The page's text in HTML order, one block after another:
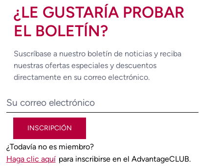
¿LE GUSTARÍA PROBAR
EL BOLETÍN?
Suscríbase a nuestro boletín de noticias y reciba
nuestras ofertas especiales y descuentos
directamente en su correo electrónico.
INSCRIPCIÓN
¿Todavía no es miembro?
Haga clic aquí para inscribirse en el AdvantageCLUB.